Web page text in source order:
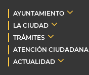
AYUNTAMIENTO
LA CIUDAD
TRÁMITES
ATENCIÓN CIUDADANA
ACTUALIDAD